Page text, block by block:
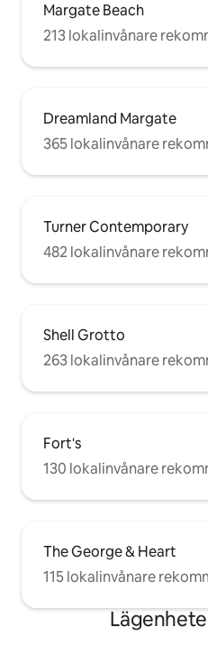
Margate Beach
213 lokalinvånare
Dreamland Margate
365 lokalinvånare
Turner Contemporary
482 lokalinvånare
Shell Grotto
263 lokalinvånare
Fort's
130 lokalinvånare
The George & Heart
115 lokalinvånare